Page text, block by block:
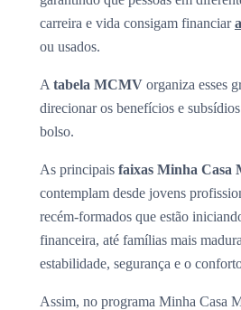
carreira e vida consigam financiar
ou usados.
A tabela MCMV organiza esses
direcionar os benefícios e
bolso.
As principais faixas Minha Casa
contemplam desde jovens
recém-formados que estão
financeira, até famílias mais
estabilidade, segurança e o
Assim, no programa Minha Casa